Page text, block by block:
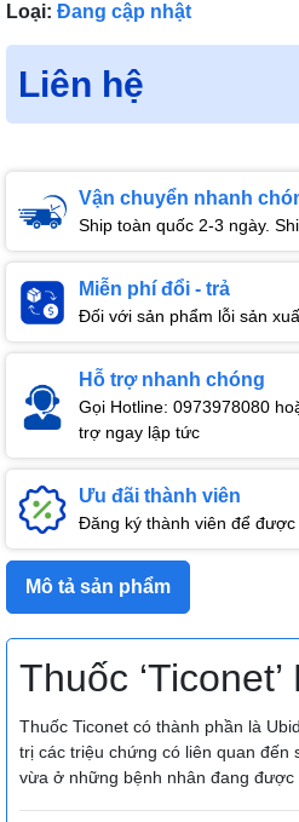
Loại: Đang cập nhật
Liên hệ
Vận chuyển nhanh
Ship toàn quốc 2-3 ngày.
Miễn phí đổi - trả
Đối với sản phẩm lỗi sản
Hỗ trợ nhanh chóng
Gọi Hotline: 0973978080
trợ ngay lập tức
Ưu đãi thành viên
Đăng ký thành viên để
Mô tả sản phẩm
Thuốc
Thuốc Ticonet có thành phần là
trị các triệu chứng có liên quan đến
vừa ở những bệnh nhân đang được